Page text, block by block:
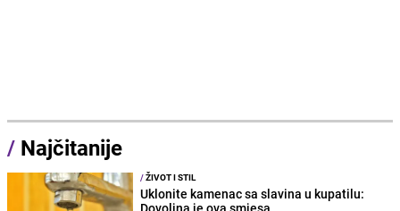
/ Najčitanije
/ŽIVOT I STIL
Uklonite kamenac sa slavina u kupatilu: